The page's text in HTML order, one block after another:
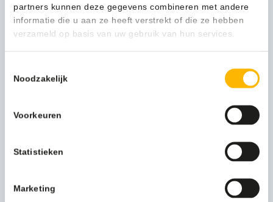
partners kunnen deze gegevens combineren met andere
informatie die u aan ze heeft verstrekt of die ze hebben
verzameld op basis van uw gebruik van hun services.
Noodzakelijk
Voorkeuren
Statistieken
Marketing
Een optimale handhygiëne voorkomt ongewenste
desinfectiemiddeldispenser onmisbaar. Uw keus voor de
desinfectiemiddeldispenser van MediQo-line zal laten zien
Deze dispenser ziet er dan wel eenvoudig uit, over de
werking is goed nagedacht. Het optimale gebruiksgemak
hygiënische ruimten. Door de beugel naar beneden te
bewegen doseert u op een eenvoudige manier de juiste
inzetten voor het gebruik van handdesinfectiemiddelen en